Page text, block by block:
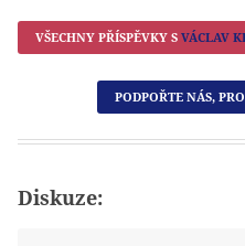
VŠECHNY PŘÍSPĚVKY S VÁCLAV
PODPOŘTE NÁS,
Diskuze: